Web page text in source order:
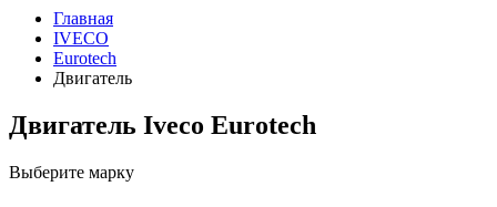
Главная
IVECO
Eurotech
Двигатель
Двигатель Iveco Eurotech
Выберите марку